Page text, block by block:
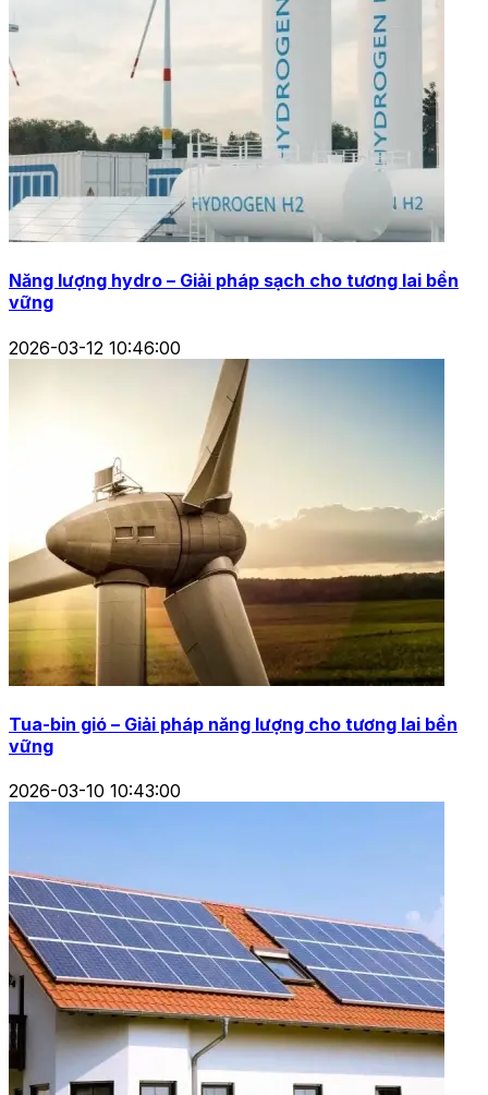
Năng lượng hydro – Giải pháp sạch cho tương lai bền
vững
2026-03-12 10:46:00
Tua-bin gió – Giải pháp năng lượng cho tương lai bền
vững
2026-03-10 10:43:00